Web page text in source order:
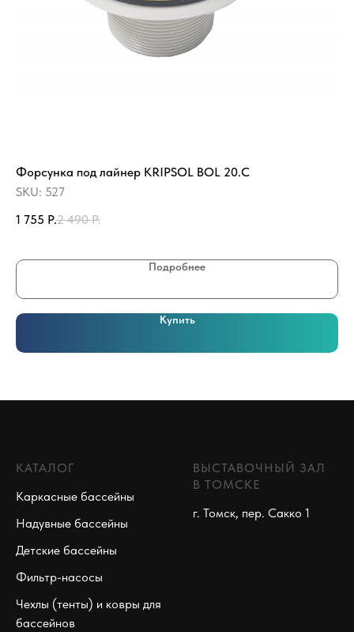
Форсунка под лайнер KRIPSOL BOL 20.C
SKU: 527
1 755 Р.2 490 Р.
Подробнее
Купить
КАТАЛОГ
Каркасные бассейны
Надувные бассейны
Детские бассейны
Фильтр-насосы
Чехлы (тенты) и ковры для
бассейнов
ВЫСТАВОЧНЫЙ ЗАЛ
В ТОМСКЕ
г. Томск, пер. Сакко 1